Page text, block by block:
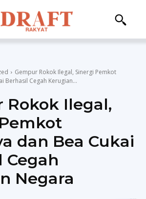
Gempur Rokok Ilegal, Sinergi Pemkot
Berhasil Cegah Kerugian...
Rokok Ilegal,
dan Bea Cukai
Cegah
Negara